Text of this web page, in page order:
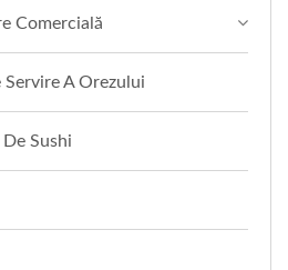
Comercială
A Orezului
Sushi